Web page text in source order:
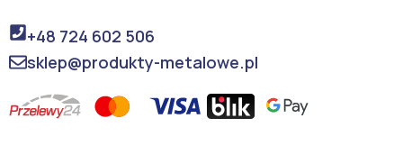
+48 724 602 506
sklep@produkty-metalowe.pl